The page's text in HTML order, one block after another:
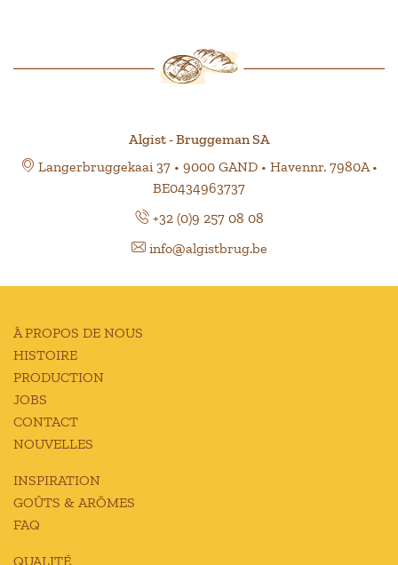
Algist - Bruggeman SA
Langerbruggekaai 37 • 9000 GAND • Havennr. 7980A •
BE0434963737
+32 (0)9 257 08 08
info@algistbrug.be
À PROPOS DE NOUS
HISTOIRE
PRODUCTION
JOBS
CONTACT
NOUVELLES
INSPIRATION
GOÛTS & ARÔMES
FAQ
QUALITÉ